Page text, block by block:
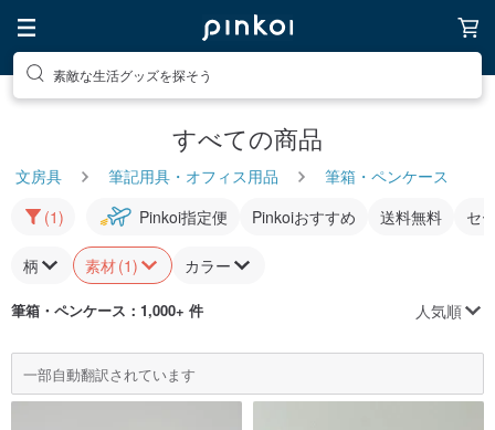
素敵な生活グッズを探そう
すべての商品
文房具 筆記用具・オフィス用品
筆箱・ペンケース
(1)
Pinkoi指定便 Pinkoiおすすめ 送料無料 セ
柄 素材(1) カラー
筆箱・ペンケース ：1,000+ 件 人気順
一部自動翻訳されています